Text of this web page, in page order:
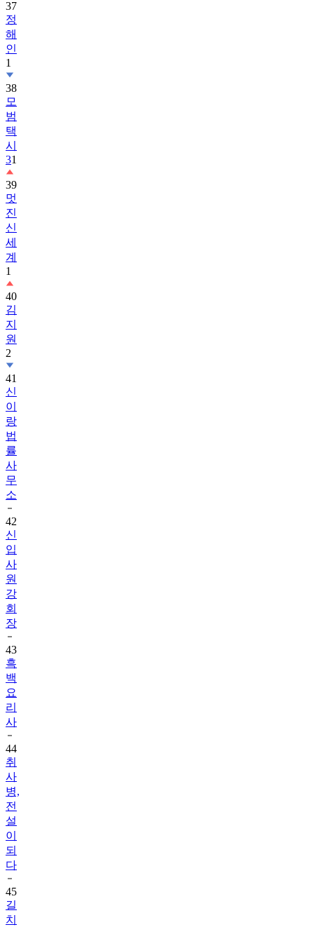
37
정
해
인
1
38
모
범
택
시
31
39
멋
진
신
세
계
1
40
김
지
원
2
41
신
이
랑
법
률
사
무
소
42
신
입
사
원
강
회
장
43
흑
백
요
리
사
44
취
사
병,
전
설
이
되
다
45
길
치